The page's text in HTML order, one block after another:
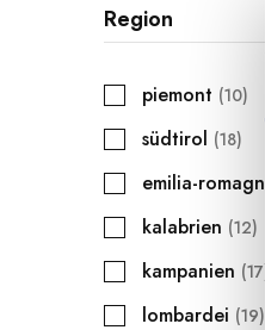
Region
piemont 10
südtirol 18
emilia-romagna
kalabrien 12
kampanien 17
lombardei 19